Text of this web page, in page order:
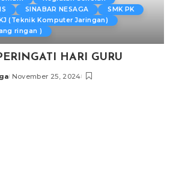
SINABAR NESAGA
SMK PK
(Teknik Komputer Jaringan)
ringan )
HARI GURU
November 25, 2024